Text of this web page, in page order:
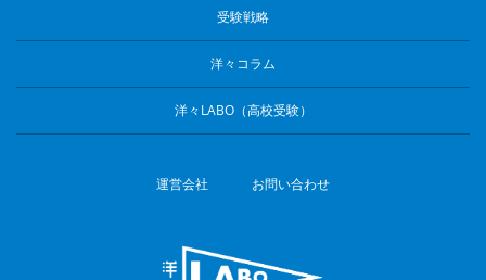
受験戦略
洋々コラム
洋々LABO（高校受験）
運営会社 お問い合わせ